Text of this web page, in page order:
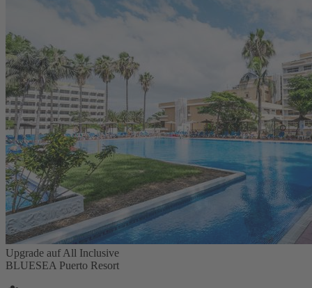
Upgrade auf All Inclusive
BLUESEA Puerto Resort